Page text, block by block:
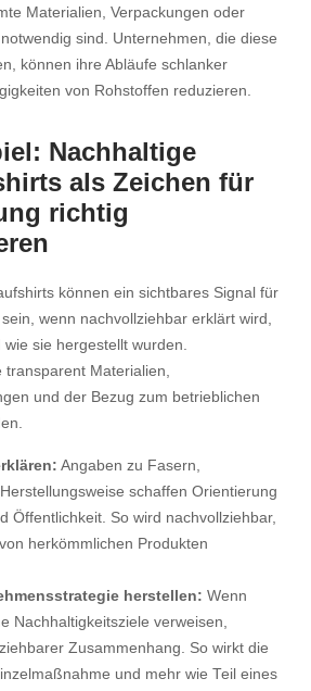
Materialien, Verpackungen oder
sind. Unternehmen, die diese
können ihre Abläufe schlanker
von Rohstoffen reduzieren.
Nachhaltige
als Zeichen für
richtig
können ein sichtbares Signal für
wenn nachvollziehbar erklärt wird,
sie hergestellt wurden.
transparent Materialien,
und der Bezug zum betrieblichen
Angaben zu Fasern,
schaffen Orientierung
Öffentlichkeit. So wird nachvollziehbar,
herkömmlichen Produkten
herstellen: Wenn
Nachhaltigkeitsziele verweisen,
Zusammenhang. So wirkt die
und mehr wie Teil eines